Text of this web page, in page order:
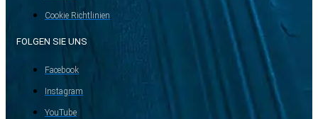
Cookie Richtlinien
FOLGEN SIE UNS
Facebook
Instagram
YouTube